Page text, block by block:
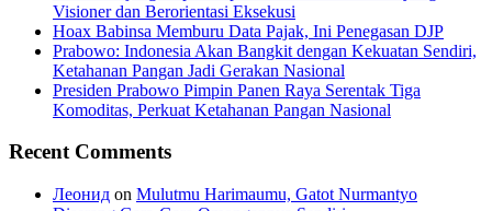
Visioner dan Berorientasi Eksekusi
Hoax Babinsa Memburu Data Pajak, Ini Penegasan DJP
Prabowo: Indonesia Akan Bangkit dengan Kekuatan Sendiri,
Ketahanan Pangan Jadi Gerakan Nasional
Presiden Prabowo Pimpin Panen Raya Serentak Tiga
Komoditas, Perkuat Ketahanan Pangan Nasional
Recent Comments
Леонид on Mulutmu Harimaumu, Gatot Nurmantyo